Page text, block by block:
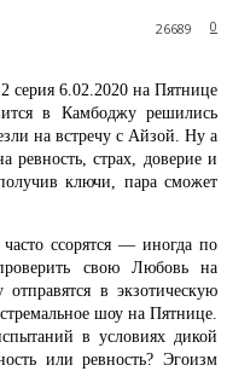
0
26689
серия 6.02.2020 на Пятнице
в Камбоджу решились
на встречу с Айзой. Ну а
ревность, страх, доверие и
ключи, пара сможет
ссорятся — иногда по
свою Любовь на
в экзотическую
шоу на Пятнице.
в условиях дикой
или ревность? Эгоизм